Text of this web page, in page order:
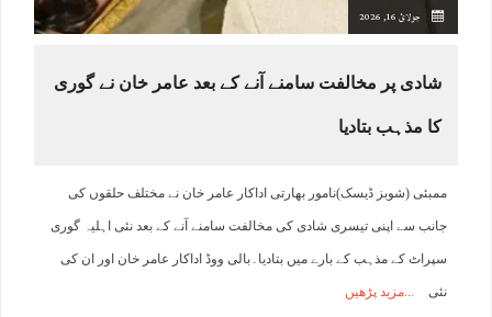
جولائ 16, 2026
شادی پر مخالفت سامنے آنے کے بعد عامر خان نے گوری
کا مذہب بتادیا
ممبئی (شوبز ڈیسک)نامور بھارتی اداکار عامر خان نے مختلف حلقوں کی
جانب سے اپنی تیسری شادی کی مخالفت سامنے آنے کے بعد نئی اہلیہ گوری
سپراٹ کے مذہب کے بارے میں بتادیا۔بالی ووڈ اداکار عامر خان اور ان کی
نئی مزید پڑھیں